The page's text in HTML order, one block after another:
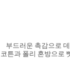
부드러운 촉감으로
코튼과 폴리 혼방으로